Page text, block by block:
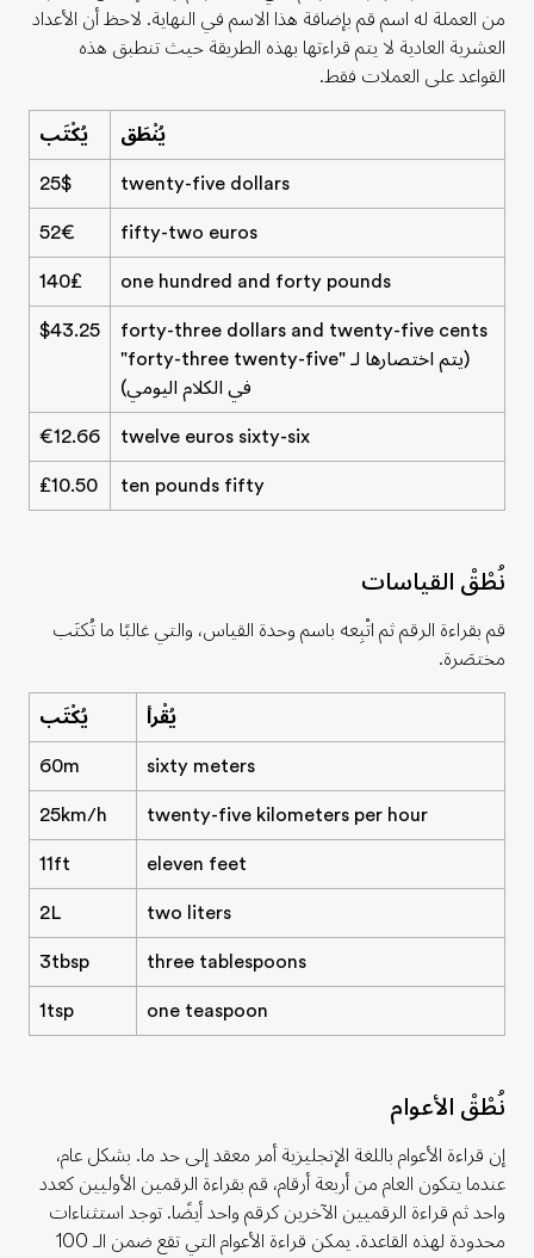
من العملة له اسم قم بإضافة هذا الاسم في النهاية. لاحظ أن الأعداد
العشرية العادية لا يتم قراءتها بهذه الطريقة حيث تنطبق هذه
القواعد على العملات فقط.
يُكْتَب يُنْطَق
25$ twenty-five dollars
52€ fifty-two euros
140₤ one hundred and forty pounds
$43.25
forty-three dollars and twenty-five cents
(يتم اختصارها لـ "forty-three twenty-five"
في الكلام اليومي)
€12.66 twelve euros sixty-six
₤10.50 ten pounds fifty
نُطْقْ القياسات
قم بقراءة الرقم ثم اتْبِعه باسم وحدة القياس، والتي غالبًا ما تُكتَب
مختصَرة.
يُكْتَب يُقْرأ
60m sixty meters
25km/h twenty-five kilometers per hour
11ft eleven feet
2L two liters
3tbsp three tablespoons
1tsp one teaspoon
نُطْقْ الأعوام
إن قراءة الأعوام باللغة الإنجليزية أمر معقد إلى حد ما. بشكل عام،
عندما يتكون العام من أربعة أرقام، قم بقراءة الرقمين الأوليين كعدد
واحد ثم قراءة الرقميين الآخرين كرقم واحد أيضًا. توجد استثناءات
محدودة لهذه القاعدة. يمكن قراءة الأعوام التي تقع ضمن الـ 100